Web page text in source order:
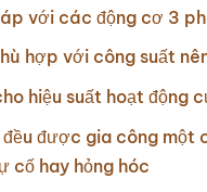
với các động cơ 3
hợp với công suất
hiệu suất hoạt
được gia công một
cố hay hỏng hóc